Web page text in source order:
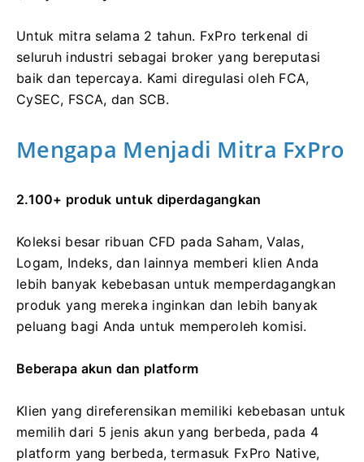
Untuk mitra selama 2 tahun. FxPro terkenal di
seluruh industri sebagai broker yang bereputasi
baik dan tepercaya. Kami diregulasi oleh FCA,
CySEC, FSCA, dan SCB.
Mengapa Menjadi Mitra FxPro
2.100+ produk untuk diperdagangkan
Koleksi besar ribuan CFD pada Saham, Valas,
Logam, Indeks, dan lainnya memberi klien Anda
lebih banyak kebebasan untuk memperdagangkan
produk yang mereka inginkan dan lebih banyak
peluang bagi Anda untuk memperoleh komisi.
Beberapa akun dan platform
Klien yang direferensikan memiliki kebebasan untuk
memilih dari 5 jenis akun yang berbeda, pada 4
platform yang berbeda, termasuk FxPro Native,